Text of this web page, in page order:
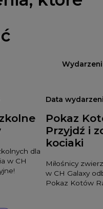
dla
w CH
Data
Pokaz
Przyjdź i
kociaki
Miłośnicy
w CH Galaxy
Pokaz Kotów